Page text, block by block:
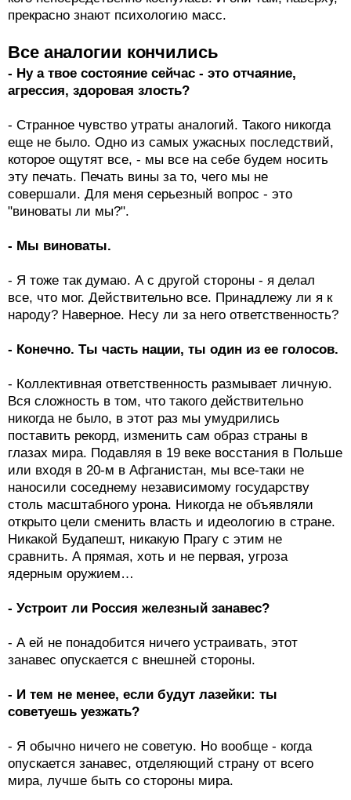
прекрасно знают психологию масс.
Все аналогии кончились
- Ну а твое состояние сейчас - это отчаяние,
агрессия, здоровая злость?
- Странное чувство утраты аналогий. Такого никогда
еще не было. Одно из самых ужасных последствий,
которое ощутят все, - мы все на себе будем носить
эту печать. Печать вины за то, чего мы не
совершали. Для меня серьезный вопрос - это
"виноваты ли мы?".
- Мы виноваты.
- Я тоже так думаю. А с другой стороны - я делал
все, что мог. Действительно все. Принадлежу ли я к
народу? Наверное. Несу ли за него ответственность?
- Конечно. Ты часть нации, ты один из ее голосов.
- Коллективная ответственность размывает личную.
Вся сложность в том, что такого действительно
никогда не было, в этот раз мы умудрились
поставить рекорд, изменить сам образ страны в
глазах мира. Подавляя в 19 веке восстания в Польше
или входя в 20-м в Афганистан, мы все-таки не
наносили соседнему независимому государству
столь масштабного урона. Никогда не объявляли
открыто цели сменить власть и идеологию в стране.
Никакой Будапешт, никакую Прагу с этим не
сравнить. А прямая, хоть и не первая, угроза
ядерным оружием…
- Устроит ли Россия железный занавес?
- А ей не понадобится ничего устраивать, этот
занавес опускается с внешней стороны.
- И тем не менее, если будут лазейки: ты
советуешь уезжать?
- Я обычно ничего не советую. Но вообще - когда
опускается занавес, отделяющий страну от всего
мира, лучше быть со стороны мира.